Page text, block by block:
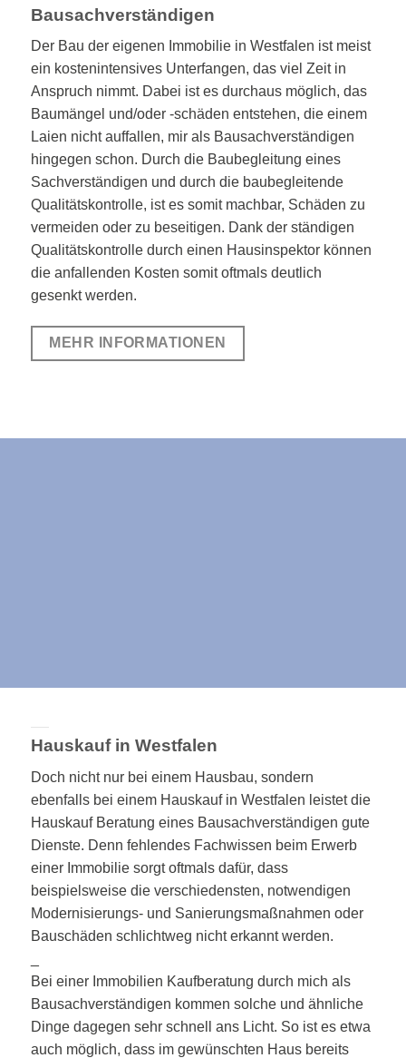
Bausachverständigen
Der Bau der eigenen Immobilie in Westfalen ist meist
ein kostenintensives Unterfangen, das viel Zeit in
Anspruch nimmt. Dabei ist es durchaus möglich, das
Baumängel und/oder -schäden entstehen, die einem
Laien nicht auffallen, mir als Bausachverständigen
hingegen schon. Durch die Baubegleitung eines
Sachverständigen und durch die baubegleitende
Qualitätskontrolle, ist es somit machbar, Schäden zu
vermeiden oder zu beseitigen. Dank der ständigen
Qualitätskontrolle durch einen Hausinspektor können
die anfallenden Kosten somit oftmals deutlich
gesenkt werden.
MEHR INFORMATIONEN
Hauskauf in Westfalen
Doch nicht nur bei einem Hausbau, sondern
ebenfalls bei einem Hauskauf in Westfalen leistet die
Hauskauf Beratung eines Bausachverständigen gute
Dienste. Denn fehlendes Fachwissen beim Erwerb
einer Immobilie sorgt oftmals dafür, dass
beispielsweise die verschiedensten, notwendigen
Modernisierungs- und Sanierungsmaßnahmen oder
Bauschäden schlichtweg nicht erkannt werden.
Bei einer Immobilien Kaufberatung durch mich als
Bausachverständigen kommen solche und ähnliche
Dinge dagegen sehr schnell ans Licht. So ist es etwa
auch möglich, dass im gewünschten Haus bereits